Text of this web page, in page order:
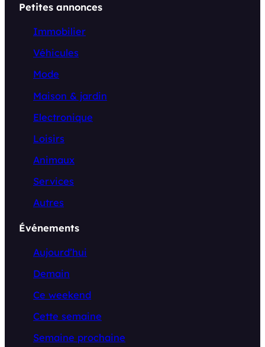
Petites annonces
Immobilier
Véhicules
Mode
Maison & jardin
Electronique
Loisirs
Animaux
Services
Autres
Événements
Aujourd’hui
Demain
Ce weekend
Cette semaine
Semaine prochaine